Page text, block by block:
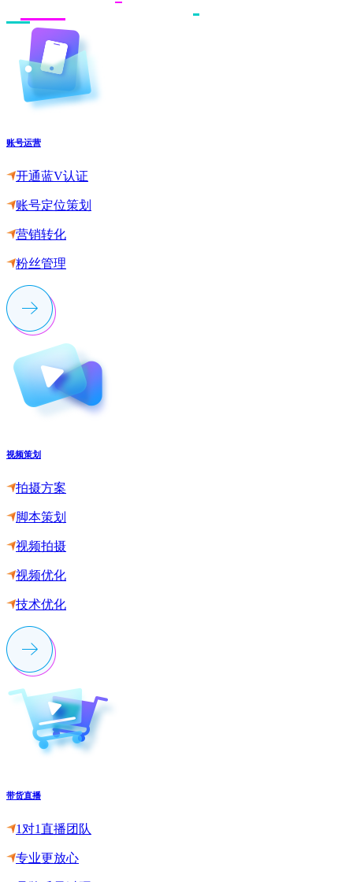
账号运营
开通蓝V认证
账号定位策划
营销转化
粉丝管理
视频策划
拍摄方案
脚本策划
视频拍摄
视频优化
技术优化
带货直播
1对1直播团队
专业更放心